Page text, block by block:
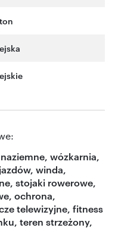
wózkarnia,
winda,
stojaki rowerowe,
ochrona,
telewizyjne, fitness
teren strzeżony,